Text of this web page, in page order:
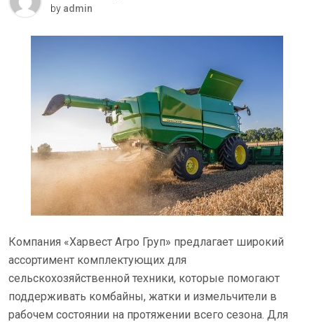
by admin
Компания «Харвест Агро Груп» предлагает широкий
ассортимент комплектующих для
сельскохозяйственной техники, которые помогают
поддерживать комбайны, жатки и измельчители в
рабочем состоянии на протяжении всего сезона. Для